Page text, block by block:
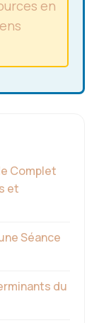
en
Complet
et
Séance
du